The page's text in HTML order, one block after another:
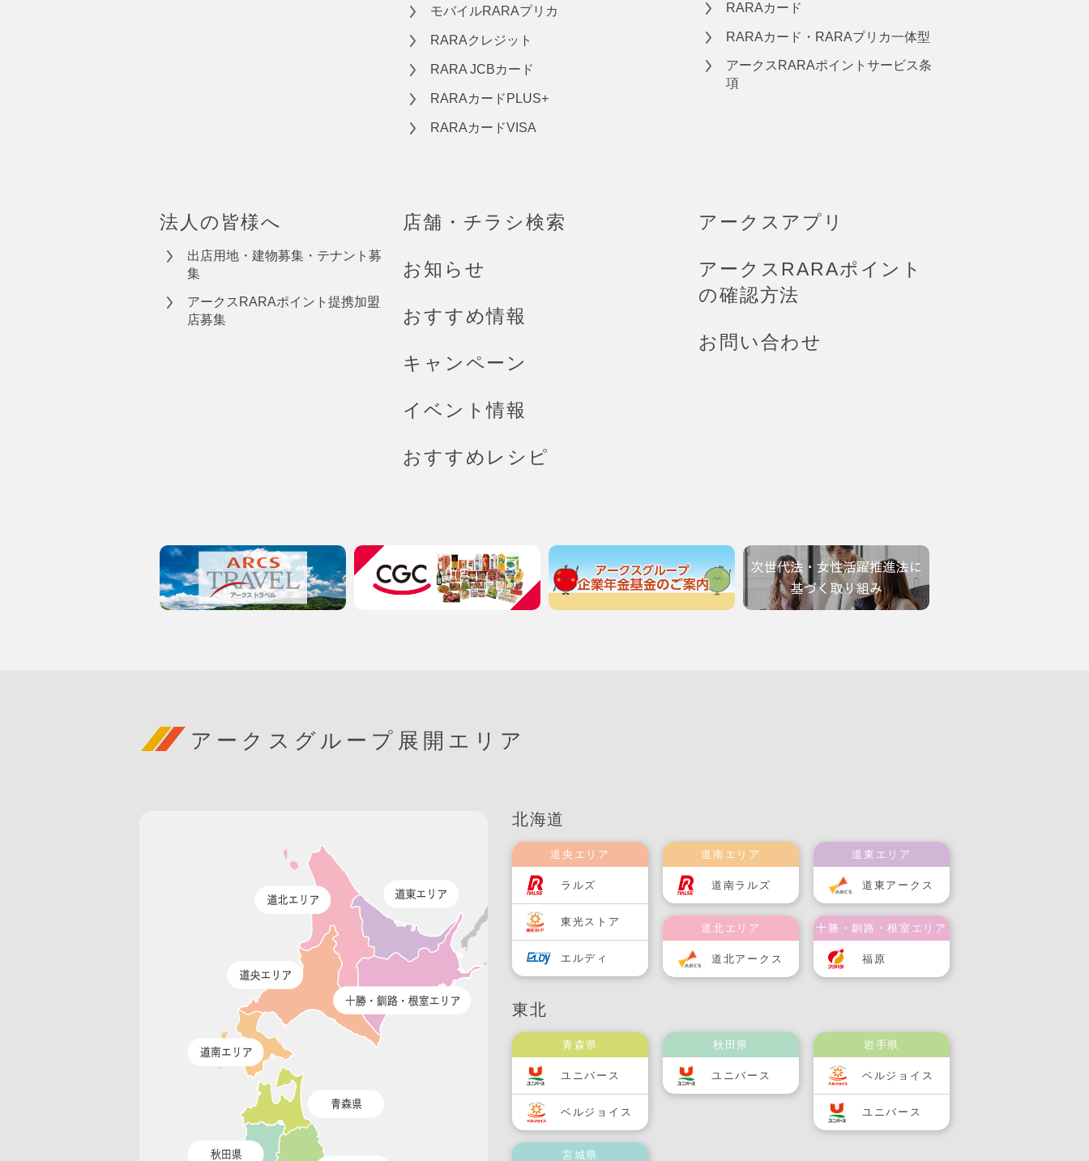
モバイルRARAプリカ
RARAクレジット
RARA JCBカード
RARAカードPLUS+
RARAカードVISA
RARAカード
RARAカード・RARAプリカ一体型
アークスRARAポイントサービス条
項
法人の皆様へ
出店用地・建物募集・テナント募
集
アークスRARAポイント提携加盟
店募集
店舗・チラシ検索
お知らせ
おすすめ情報
キャンペーン
イベント情報
おすすめレシピ
アークスアプリ
アークスRARAポイント
の確認方法
お問い合わせ
アークスグループ展開エリア
北海道
道央エリア
ラルズ
東光ストア
エルディ
道南エリア
道南ラルズ
道北エリア
道北アークス
道東エリア
道東アークス
十勝・釧路・根室エリア
福原
東北
青森県
ユニバース
ベルジョイス
秋田県
ユニバース
岩手県
ベルジョイス
ユニバース
宮城県